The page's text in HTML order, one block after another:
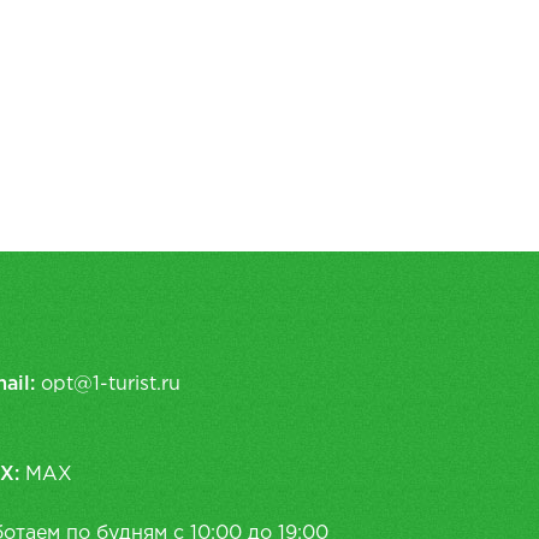
opt@1-turist.ru
MAX
по будням с 10:00 до 19:00